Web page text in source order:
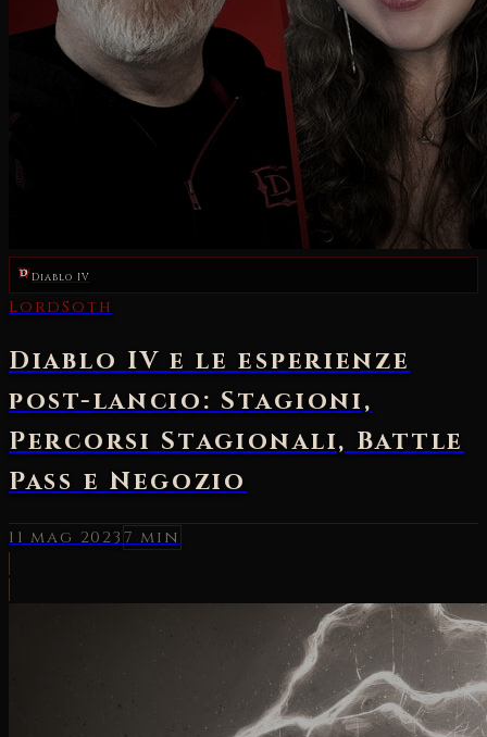
Diablo IV
LordSoth
Diablo IV e le esperienze
post-lancio: Stagioni,
Percorsi Stagionali, Battle
Pass e Negozio
11 mag 2023 7 min